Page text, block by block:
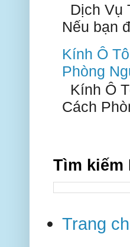
Dịch Vụ
Nếu bạn
Kính Ô
Phòng
Kính Ô
Cách
Tìm kiếm
Trang